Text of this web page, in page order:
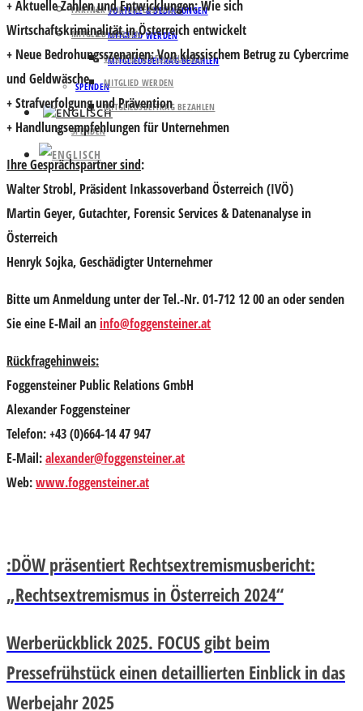
VORTEILE & BEDINGUNGEN
MITGLIED WERDEN
MITGLIEDSBEITRAG BEZAHLEN
SPENDEN
PARTNER UND UNTERSTÜTZER
MITGLIED WERDEN
VORTEILE & BEDINGUNGEN
MITGLIED WERDEN
MITGLIEDSBEITRAG BEZAHLEN
SPENDEN
+ Aktuelle Zahlen und Entwicklungen: Wie sich
Wirtschaftskriminalität in Österreich entwickelt
+ Neue Bedrohungsszenarien: Von klassischem Betrug zu Cybercrime
und Geldwäsche
+ Strafverfolgung und Prävention
+ Handlungsempfehlungen für Unternehmen
Ihre Gesprächspartner sind:
Walter Strobl, Präsident Inkassoverband Österreich (IVÖ)
Martin Geyer, Gutachter, Forensic Services & Datenanalyse in
Österreich
Henryk Sojka, Geschädigter Unternehmer
Bitte umAnmeldung unter der Tel.-Nr. 01-712 12 00an oder senden
Sie eine E-Mail an info@foggensteiner.at
Rückfragehinweis:
Foggensteiner Public Relations GmbH
Alexander Foggensteiner
Telefon: +43 (0)664-14 47 947
E-Mail:alexander@foggensteiner.at
Web:www.foggensteiner.at
:DÖW präsentiert Rechtsextremismusbericht:
„Rechtsextremismus in Österreich 2024“
Werberückblick 2025. FOCUS gibt beim
Pressefrühstück einen detaillierten Einblick in das
Werbejahr 2025